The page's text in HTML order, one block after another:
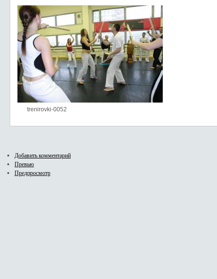
trenirovki-0052
Добавить комментарий
Превью
Предпросмотр